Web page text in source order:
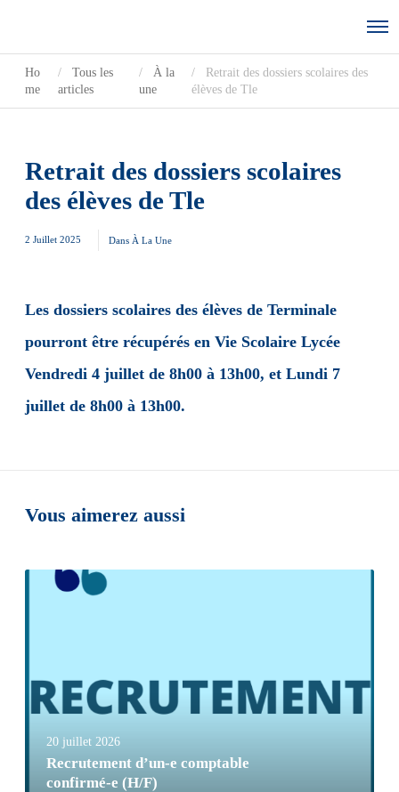
Ho
me
Tous les
articles
À la
une
Retrait des dossiers scolaires des
élèves de Tle
Retrait des dossiers scolaires
des élèves de Tle
2 Juillet 2025 Dans À La Une
Les dossiers scolaires des élèves de Terminale
pourront être récupérés en Vie Scolaire Lycée
Vendredi 4 juillet de 8h00 à 13h00, et Lundi 7
juillet de 8h00 à 13h00.
Vous aimerez aussi
20 juillet 2026
Recrutement d’un-e comptable
confirmé-e (H/F)